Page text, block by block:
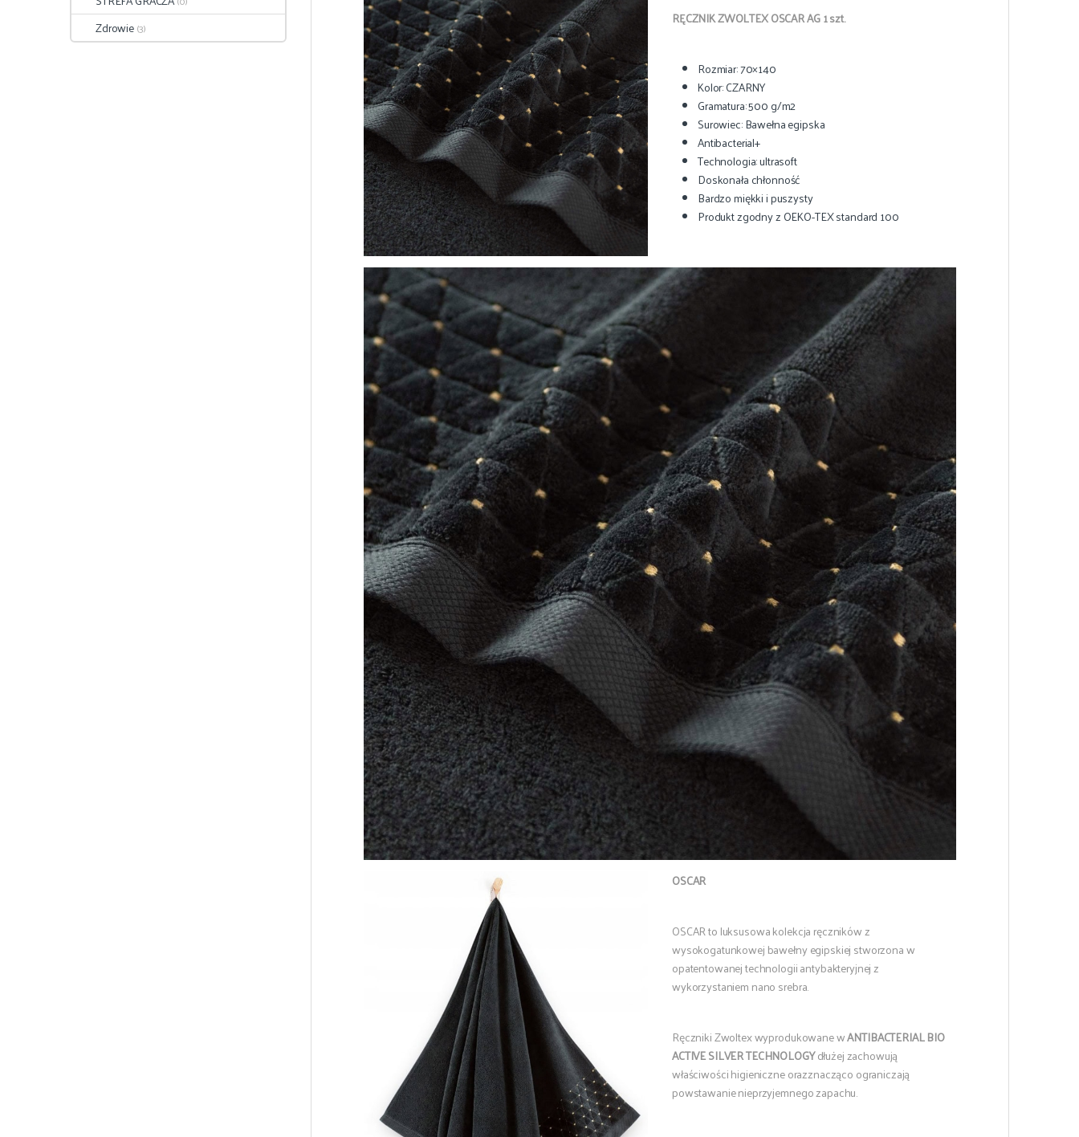
RĘCZNIK ZWOLTEX OSCAR AG 1 szt.
Rozmiar: 70×140
Kolor: CZARNY
Gramatura: 500 g/m2
Surowiec: Bawełna egipska
Antibacterial+
Technologia: ultrasoft
Doskonała chłonność
Bardzo miękki i puszysty
Produkt zgodny z OEKO-TEX standard 100
OSCAR
OSCAR to luksusowa kolekcja ręczników z
wysokogatunkowej bawełny egipskiej stworzona w
opatentowanej technologii antybakteryjnej z
wykorzystaniem nano srebra.
Ręczniki Zwoltex wyprodukowane wANTIBACTERIAL BIO
ACTIVE SILVER TECHNOLOGYdłużej zachowują
właściwości higieniczne orazznacząco ograniczają
powstawanie nieprzyjemnego zapachu.
Zdrowie(3)